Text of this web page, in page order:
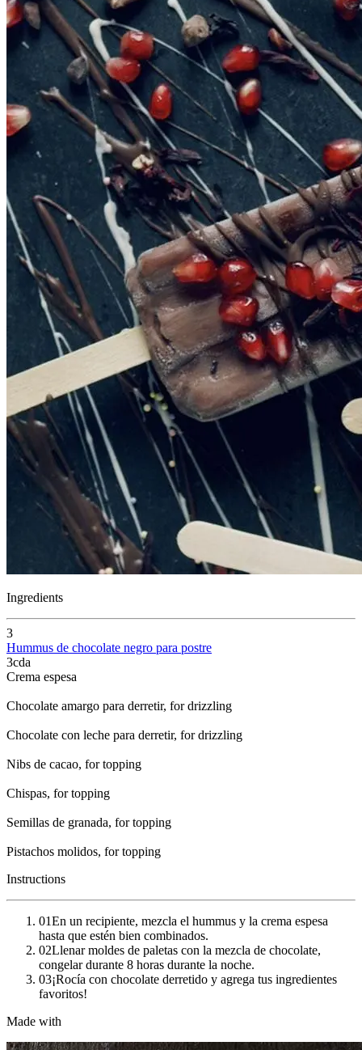
Ingredients
3
Hummus de chocolate negro para postre
3cda
Crema espesa
Chocolate amargo para derretir, for drizzling
Chocolate con leche para derretir, for drizzling
Nibs de cacao, for topping
Chispas, for topping
Semillas de granada, for topping
Pistachos molidos, for topping
Instructions
01En un recipiente, mezcla el hummus y la crema espesa
hasta que estén bien combinados.
02Llenar moldes de paletas con la mezcla de chocolate,
congelar durante 8 horas durante la noche.
03¡Rocía con chocolate derretido y agrega tus ingredientes
favoritos!
Made with